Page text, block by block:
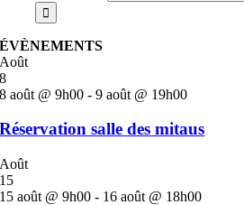
ÉVÈNEMENTS
Août
8
8 août @ 9h00 -9 août @ 19h00
Réservation salle des mitaus
Août
15
15 août @ 9h00 - 16 août @ 18h00